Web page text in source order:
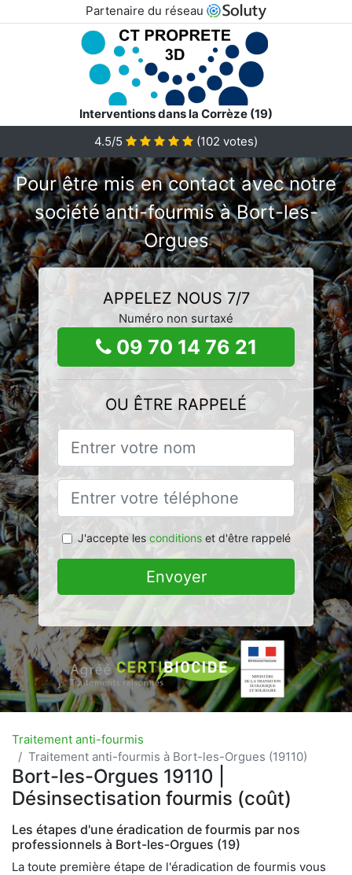
Partenaire du réseau
Interventions dans la Corrèze (19)
4.5/5
(102 votes)
Pour être mis en contact avec notre
société anti-fourmis à Bort-les-
Orgues
APPELEZ NOUS 7/7
Numéro non surtaxé
09 70 14 76 21
OU ÊTRE RAPPELÉ
J'accepte les conditionset d'être rappelé
Envoyer
Traitement anti-fourmis
Traitement anti-fourmis à Bort-les-Orgues (19110)
Bort-les-Orgues 19110 |
Désinsectisation fourmis (coût)
Les étapes d'une éradication de fourmis par nos
professionnels à Bort-les-Orgues (19)
La toute première étape de l'éradication de fourmis vous